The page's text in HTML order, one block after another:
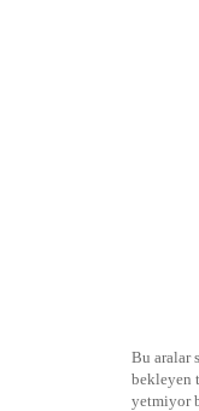
Bu aralar
bekleyen
yetmiyor